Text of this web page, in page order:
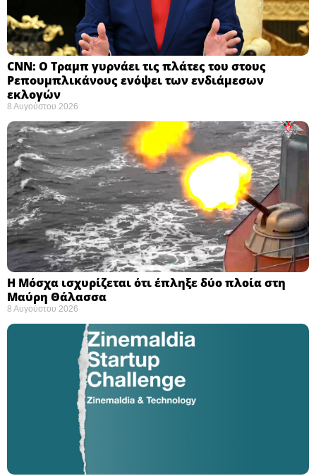
CNN: Ο Τραμπ γυρνάει τις πλάτες του στους
Ρεπουμπλικάνους ενόψει των ενδιάμεσων
εκλογών ​
8 Αυγούστου 2026
Η Μόσχα ισχυρίζεται ότι έπληξε δύο πλοία στη
Μαύρη Θάλασσα ​
8 Αυγούστου 2026